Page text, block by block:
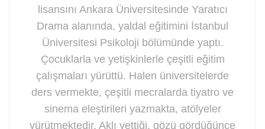
lisansını Ankara Üniversitesinde Yaratıcı
Drama alanında, yaldal eğitimini İstanbul
Üniversitesi Psikoloji bölümünde yaptı.
Çocuklarla ve yetişkinlerle çeşitli eğitim
çalışmaları yürüttü. Halen üniversitelerde
ders vermekte, çeşitli mecralarda tiyatro ve
sinema eleştirileri yazmakta, atölyeler
yürütmektedir. Aklı yettiği, gözü gördüğünce